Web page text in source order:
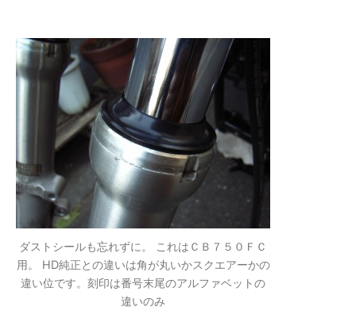
ダストシールも忘れずに。 これはＣＢ７５０ＦＣ
用。 HD純正との違いは角が丸いかスクエアーかの
違い位です。刻印は番号末尾のアルファベットの
違いのみ